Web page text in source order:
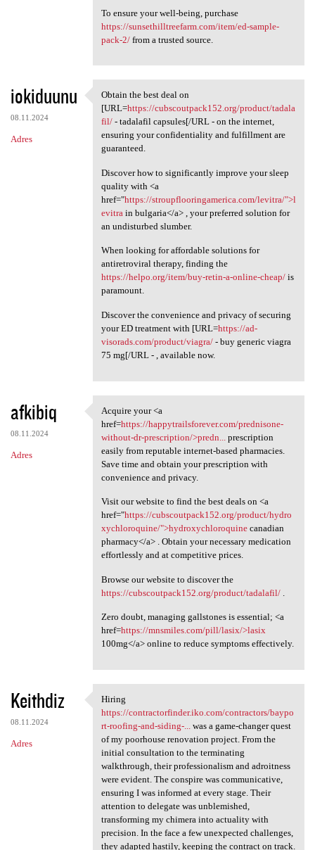
To ensure your well-being, purchase
https://sunsethilltreefarm.com/item/ed-sample-
pack-2/from a trusted source.
iokiduunu
08.11.2024
Adres
Obtain the best deal on [URL
Obtain the best deal on
[URL=https://cubscoutpack152.org/product/tadala
fil/- tadalafil capsules[/URL - on the internet,
ensuring your confidentiality and fulfillment are
guaranteed.
Discover how to significantly improve your sleep
quality with <a
href="https://stroupflooringamerica.com/levitra/">l
evitra in bulgaria</a> , your preferred solution for
an undisturbed slumber.
When looking for affordable solutions for
antiretroviral therapy, finding the
https://helpo.org/item/buy-retin-a-online-cheap/is
paramount.
Discover the convenience and privacy of securing
your ED treatment with [URL=https://ad-
visorads.com/product/viagra/- buy generic viagra
75 mg[/URL - , available now.
afkibiq
08.11.2024
Adres
Acquire your <a href=https:/
Acquire your <a
href=https://happytrailsforever.com/prednisone-
without-dr-prescription/>predn...
prescription
easily from reputable internet-based pharmacies.
Save time and obtain your prescription with
convenience and privacy.
Visit our website to find the best deals on <a
href="https://cubscoutpack152.org/product/hydro
xychloroquine/">hydroxychloroquinecanadian
pharmacy</a> . Obtain your necessary medication
effortlessly and at competitive prices.
Browse our website to discover the
https://cubscoutpack152.org/product/tadalafil/.
Zero doubt, managing gallstones is essential; <a
href=https://mnsmiles.com/pill/lasix/>lasix
100mg</a> online to reduce symptoms effectively.
Keithdiz
08.11.2024
Adres
Hiring https:/
Hiring
https://contractorfinder.iko.com/contractors/baypo
rt-roofing-and-siding-...
was a game-changer quest
of my poorhouse renovation project. From the
initial consultation to the terminating
walkthrough, their professionalism and adroitness
were evident. The conspire was communicative,
ensuring I was informed at every stage. Their
attention to delegate was unblemished,
transforming my chimera into actuality with
precision. In the face a few unexpected challenges,
they adapted hastily, keeping the contract on track.